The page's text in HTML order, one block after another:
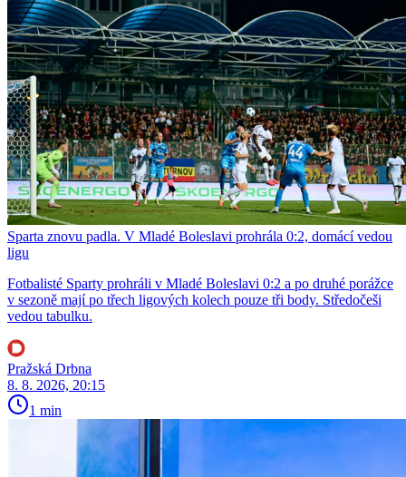
Sparta znovu padla. V Mladé Boleslavi prohrála 0:2, domácí vedou
ligu
Fotbalisté Sparty prohráli v Mladé Boleslavi 0:2 a po druhé porážce
v sezoně mají po třech ligových kolech pouze tři body. Středočeši
vedou tabulku.
Pražská Drbna
8. 8. 2026, 20:15
1 min